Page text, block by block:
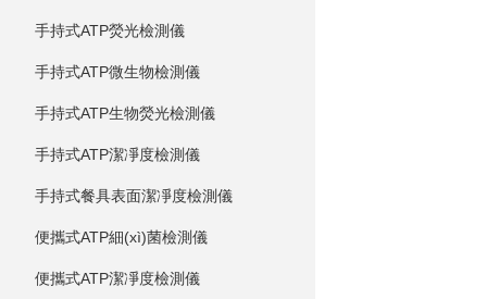
手持式ATP熒光檢測儀
手持式ATP微生物檢測儀
手持式ATP生物熒光檢測儀
手持式ATP潔凈度檢測儀
手持式餐具表面潔凈度檢測儀
便攜式ATP細(xì)菌檢測儀
便攜式ATP潔凈度檢測儀